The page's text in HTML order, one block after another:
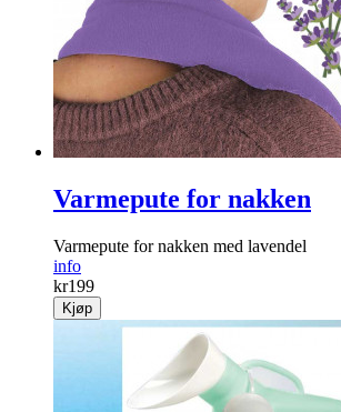
Varmepute for nakken
Varmepute for nakken med lavendel
info
kr199
Kjøp